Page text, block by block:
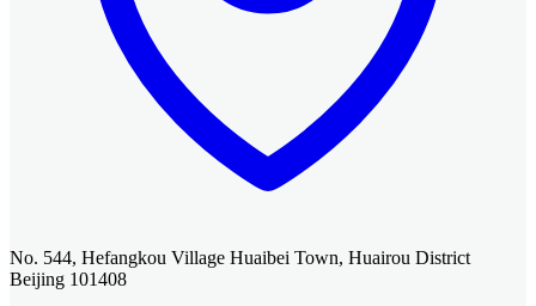
No. 544, Hefangkou Village Huaibei Town, Huairou District
Beijing 101408